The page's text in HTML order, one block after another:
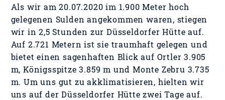
Als wir am 20.07.2020 im 1.900 Meter hoch
gelegenen Sulden angekommen waren, stiegen
wir in 2,5 Stunden zur Düsseldorfer Hütte auf.
Auf 2.721 Metern ist sie traumhaft gelegen und
bietet einen sagenhaften Blick auf Ortler 3.905
m, Königsspitze 3.859 m und Monte Zebru 3.735
m. Um uns gut zu akklimatisieren, hielten wir
uns auf der Düsseldorfer Hütte zwei Tage auf.